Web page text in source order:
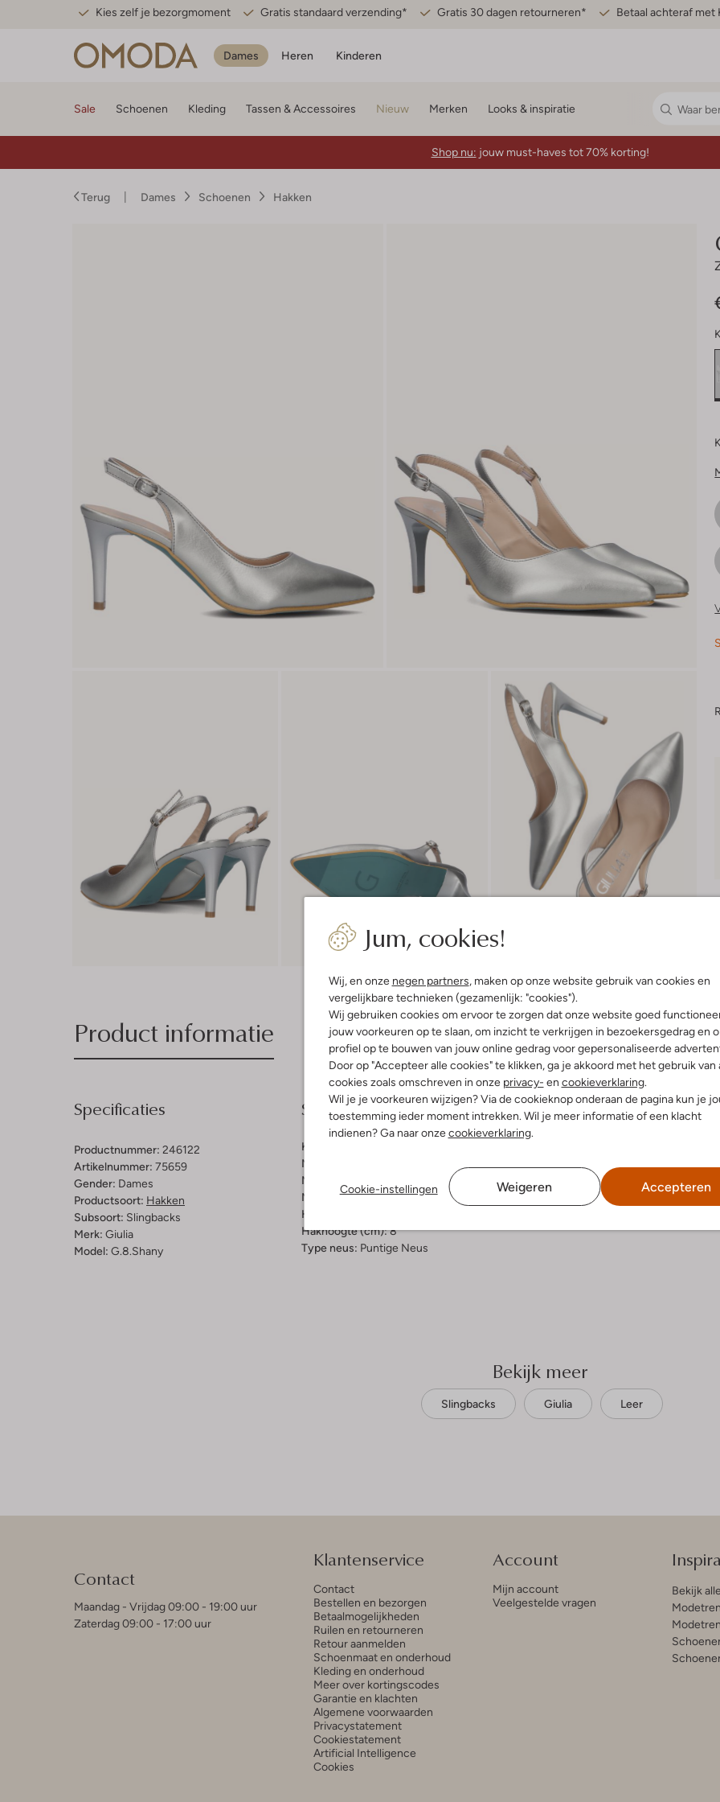
Kies zelf je bezorgmoment Gratis standaard verzending* Gratis 30 dagen retourneren* Betaal achteraf met
Dames Heren Kinderen
Jum, cookies!
Wij, en onze negen partners, maken op onze website gebruik van cookies en
vergelijkbare technieken (gezamenlijk: "cookies").
Wij gebruiken cookies om ervoor te zorgen dat onze website goed
jouw voorkeuren op te slaan, om inzicht te verkrijgen in bezoekersgedrag en
profiel op te bouwen van jouw online gedrag voor gepersonaliseerde
Door op "Accepteer alle cookies" te klikken, ga je akkoord met het gebruik van
cookies zoals omschreven in onze privacy- en cookieverklaring.
Wil je je voorkeuren wijzigen? Via de cookieknop onderaan de pagina kun je
toestemming ieder moment intrekken. Wil je meer informatie of een klacht
indienen? Ga naar onzecookieverklaring.
Cookie-instellingen Weigeren Accepteren
Sale Schoenen Kleding Tassen & Accessoires Nieuw Merken Looks & inspiratie
Shop nu: jouw must-haves tot 70% korting!
Terug Dames Schoenen Hakken
Product informatie Bezorgen & retourneren
Specificaties
Productnummer: 246122
Artikelnummer: 75659
Gender: Dames
Productsoort: Hakken
Subsoort: Slingbacks
Merk: Giulia
Model: G.8.shany
Samenstelling & Pasvorm
Kleur:
Materiaal buitenkant:
Materiaal binnenkant:
Materiaal zool:Rubber, Kunststof
Hakvorm:
Hakhoogte (cm):8
Type neus: Puntige Neus
Bekijk meer
Slingbacks Giulia Leer
Contact
Maandag - Vrijdag 09:00 - 19:00 uur
Zaterdag 09:00 - 17:00 uur
Klantenservice
Contact
Bestellen en bezorgen
Betaalmogelijkheden
Ruilen en retourneren
Retour aanmelden
Schoenmaat en onderhoud
Kleding en onderhoud
Meer over kortingscodes
Garantie en klachten
Algemene voorwaarden
Privacystatement
Cookiestatement
Artificial Intelligence
Cookies
Account
Mijn account
Veelgestelde vragen
Bekijk